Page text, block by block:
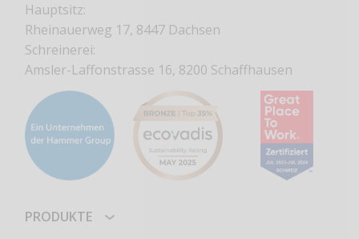
Hauptsitz:
Rheinauerweg 17, 8447 Dachsen
Schreinerei:
Amsler-Laffonstrasse 16, 8200 Schaffhausen
PRODUKTE